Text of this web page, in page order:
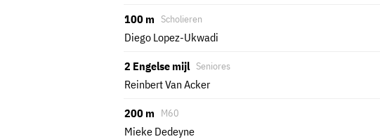
100 m
Diego Lopez-Ukwadi
Scholieren
2 Engelse mijl
Reinbert Van Acker
Seniores
200 m
Mieke Dedeyne
M60